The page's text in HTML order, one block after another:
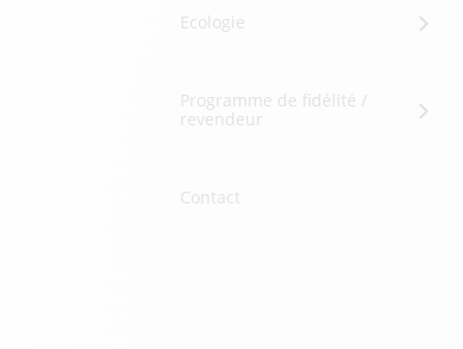
Ecologie
Programme de fidélité /
revendeur
Contact